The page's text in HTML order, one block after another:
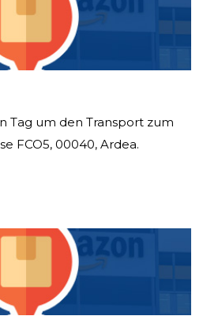
Tag um den Transport zum
FCO5, 00040, Ardea.